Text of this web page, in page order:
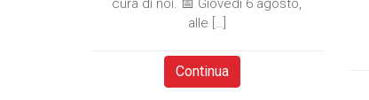
alle […]
Continua